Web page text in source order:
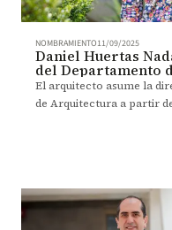
NOMBRAMIENTO11/09/2025
Daniel Huertas
del Departamento
El arquitecto asume la
de Arquitectura a partir